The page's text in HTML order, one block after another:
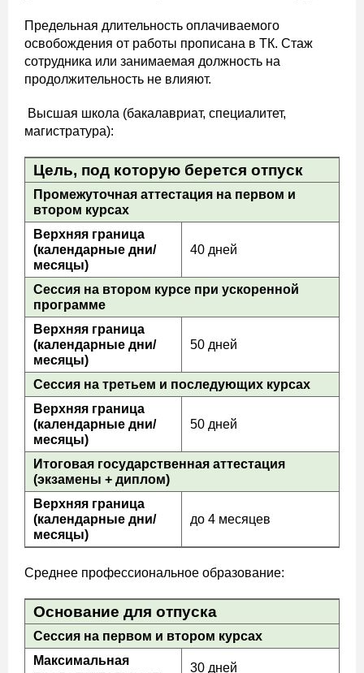
Предельная длительность оплачиваемого
освобождения от работы прописана в ТК. Стаж
сотрудника или занимаемая должность на
продолжительность не влияют.
Высшая школа (бакалавриат, специалитет,
магистратура):
Цель, под которую берется отпуск
Промежуточная аттестация на первом и
втором курсах
Верхняя граница
(календарные дни/
месяцы)
40 дней
Сессия на втором курсе при ускоренной
программе
Верхняя граница
(календарные дни/
месяцы)
50 дней
Сессия на третьем и последующих курсах
Верхняя граница
(календарные дни/
месяцы)
50 дней
Итоговая государственная аттестация
(экзамены + диплом)
Верхняя граница
(календарные дни/
месяцы)
до 4 месяцев
Среднее профессиональное образование:
Основание для отпуска
Сессия на первом и втором курсах
Максимальная
30 дней